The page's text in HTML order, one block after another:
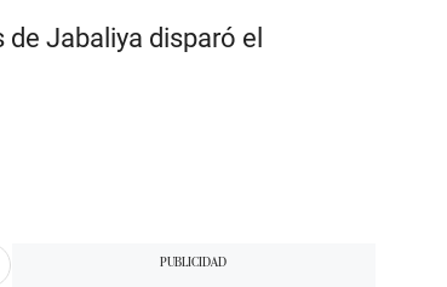
Jabaliya disparó el